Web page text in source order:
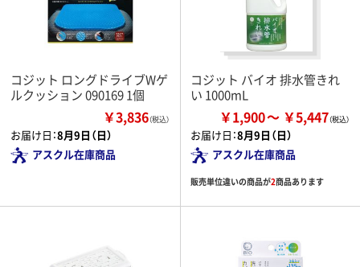
コジット ロングドライブWゲ
ルクッション 090169 1個
￥3,836（税込）
お届け日：8月9日（日）
アスクル在庫商品
コジット バイオ 排水管きれ
い 1000mL
￥1,900 ￥5,447
お届け日：8月9日（日）
アスクル在庫商品
販売単位違いの商品が2商品あります